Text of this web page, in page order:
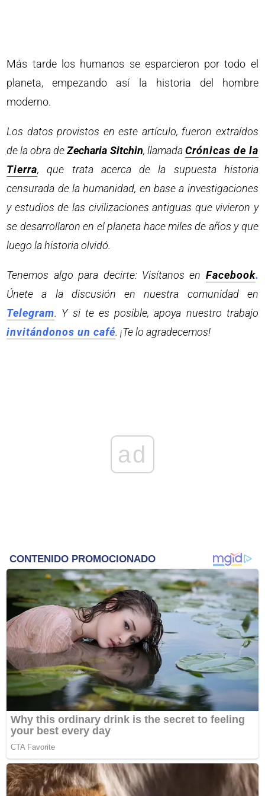
Más tarde los humanos se esparcieron por todo el
planeta, empezando así la historia del hombre
moderno.
Los datos provistos en este artículo, fueron extraídos
de la obra deZecharia Sitchin, llamadaCrónicas de la
Tierra, que trata acerca de la supuesta historia
censurada de la humanidad, en base a investigaciones
y estudios de las civilizaciones antiguas que vivieron y
se desarrollaron en el planeta hace miles de años y que
luego la historia olvidó.
Tenemos algo para decirte: Visítanos en Facebook.
Únete a la discusión en nuestra comunidad en
Telegram. Y si te es posible, apoya nuestro trabajo
invitándonos un café. ¡Te lo agradecemos!
ad